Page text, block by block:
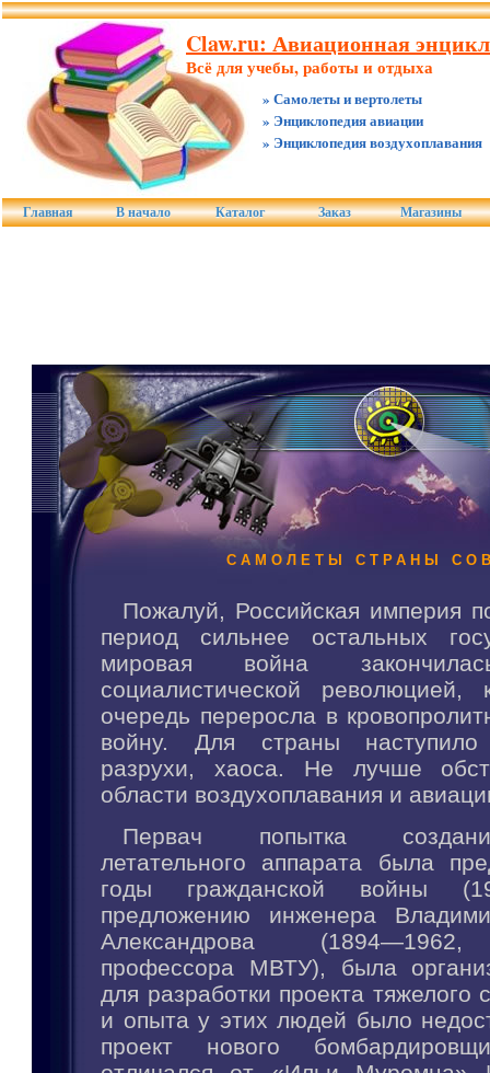
Claw.ru: Авиационная
Всё для учебы, работы и отдыха
» Самолеты и вертолеты
» Энциклопедия авиации
» Энциклопедия воздухоплавания
Главная В начало Каталог Заказ Магазины
САМОЛЕТЫ СТРАНЫ
Пожалуй, Российская империя
период сильнее остальных
мировая война
социалистической
очередь переросла в
войну. Для страны
разрухи, хаоса. Не лучше
области воздухоплавания и
Первач попытка
летательного аппарата была
годы гражданской войны
предложению инженера
Александрова (1894—1962,
профессора МВТУ), была
для разработки проекта тяжелого
и опыта у этих людей было
проект нового